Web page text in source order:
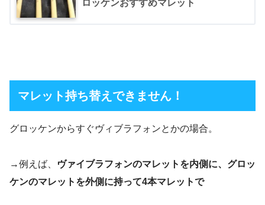
ロッケンおすすめマレット
マレット持ち替えできません！
グロッケンからすぐヴィブラフォンとかの場合。
→例えば、
ヴァイブラフォンのマレットを内側に、グロッ
ケンのマレットを外側に持って4本マレットで